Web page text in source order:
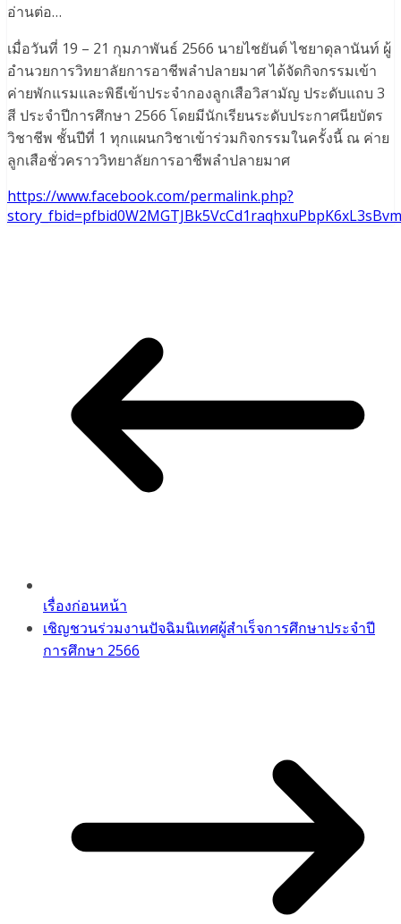
อ่านต่อ…
เมื่อวันที่ 19 – 21 กุมภาพันธ์ 2566 นายไชยันต์ ไชยาดุลานันท์ ผู้
อำนวยการวิทยาลัยการอาชีพลำปลายมาศ ได้จัดกิจกรรมเข้า
ค่ายพักแรมและพิธีเข้าประจำกองลูกเสือวิสามัญ ประดับแถบ 3
สี ประจำปีการศึกษา 2566 โดยมีนักเรียนระดับประกาศนียบัตร
วิชาชีพ ชั้นปีที่ 1 ทุกแผนกวิชาเข้าร่วมกิจกรรมในครั้งนี้ ณ ค่าย
ลูกเสือชั่วคราววิทยาลัยการอาชีพลำปลายมาศ
https://www.facebook.com/permalink.php?
เรื่องก่อนหน้า
เชิญชวนร่วมงานปัจฉิมนิเทศผู้สำเร็จการศึกษาประจำปี
การศึกษา 2566